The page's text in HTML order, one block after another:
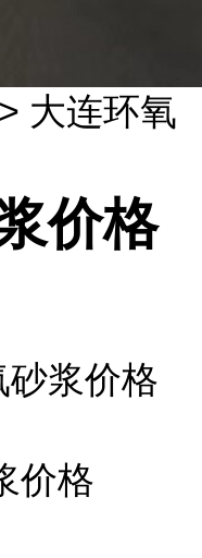
> 大连环氧
价格
浆价格
价格